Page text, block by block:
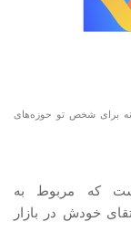
برای شخص تو حوزه‌های
که مربوط به
خودش در بازار